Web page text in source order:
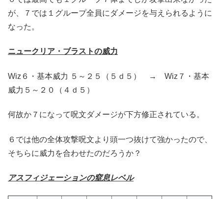
が、７では１グループ全員にダメージを与えられるように
なった。
ニュークリア・ブラストの威力
Wiz６・基本威力 ５～２５（５ｄ５） → Wiz７・基本
威力５～２０（４ｄ５）
何故か７になって呪文ダメージが下方修正されている。
６では他の全体攻撃呪文より頭一つ抜けて強かったので、
そちらに威力を合わせたのだろうか？
アスフィジェーションの窒息レベル